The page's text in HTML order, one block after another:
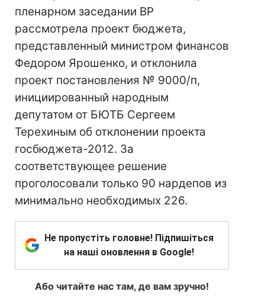
пленарном заседании ВР
рассмотрела проект бюджета,
представленный министром финансов
Федором Ярошенко, и отклонила
проект постановления № 9000/п,
инициированный народным
депутатом от БЮТБ Сергеем
Терехиным об отклонении проекта
госбюджета-2012. За
соответствующее решение
проголосовали только 90 нардепов из
минимально необходимых 226.
Не пропустіть головне! Підпишіться
на наші оновлення в Google!
Або читайте нас там, де вам зручно!